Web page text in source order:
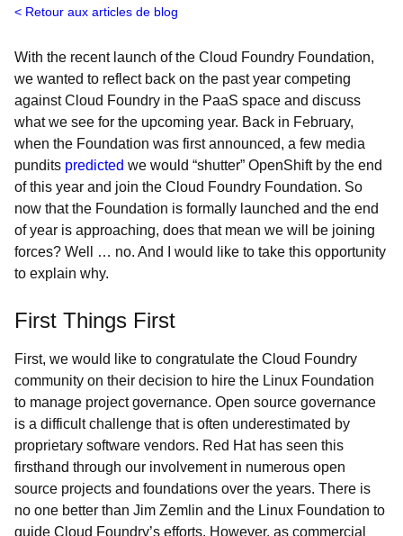
Retour aux articles de blog
With the recent launch of the Cloud Foundry Foundation,
we wanted to reflect back on the past year competing
against Cloud Foundry in the PaaS space and discuss
what we see for the upcoming year. Back in February,
when the Foundation was first announced, a few media
pundits predicted we would “shutter” OpenShift by the end
of this year and join the Cloud Foundry Foundation. So
now that the Foundation is formally launched and the end
of year is approaching, does that mean we will be joining
forces? Well … no. And I would like to take this opportunity
to explain why.
First Things First
First, we would like to congratulate the Cloud Foundry
community on their decision to hire the Linux Foundation
to manage project governance. Open source governance
is a difficult challenge that is often underestimated by
proprietary software vendors. Red Hat has seen this
firsthand through our involvement in numerous open
source projects and foundations over the years. There is
no one better than Jim Zemlin and the Linux Foundation to
guide Cloud Foundry’s efforts. However, as commercial